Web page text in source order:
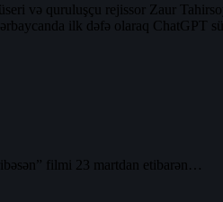
və quruluşçu rejissor Zaur
ilk dəfə olaraq ChatGPT
filmi 23 martdan etibarən…